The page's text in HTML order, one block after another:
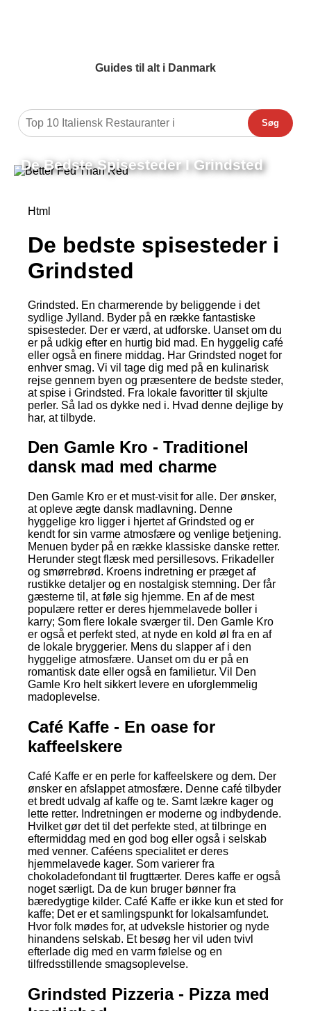
Guides til alt i Danmark
Søg
De Bedste Spisesteder I Grindsted
Html
De bedste spisesteder i
Grindsted
Grindsted. En charmerende by beliggende i det
sydlige Jylland. Byder på en række fantastiske
spisesteder. Der er værd, at udforske. Uanset om du
er på udkig efter en hurtig bid mad. En hyggelig café
eller også en finere middag. Har Grindsted noget for
enhver smag. Vi vil tage dig med på en kulinarisk
rejse gennem byen og præsentere de bedste steder,
at spise i Grindsted. Fra lokale favoritter til skjulte
perler. Så lad os dykke ned i. Hvad denne dejlige by
har, at tilbyde.
Den Gamle Kro - Traditionel
dansk mad med charme
Den Gamle Kro er et must-visit for alle. Der ønsker,
at opleve ægte dansk madlavning. Denne
hyggelige kro ligger i hjertet af Grindsted og er
kendt for sin varme atmosfære og venlige betjening.
Menuen byder på en række klassiske danske retter.
Herunder stegt flæsk med persillesovs. Frikadeller
og smørrebrød. Kroens indretning er præget af
rustikke detaljer og en nostalgisk stemning. Der får
gæsterne til, at føle sig hjemme. En af de mest
populære retter er deres hjemmelavede boller i
karry; Som flere lokale sværger til. Den Gamle Kro
er også et perfekt sted, at nyde en kold øl fra en af
de lokale bryggerier. Mens du slapper af i den
hyggelige atmosfære. Uanset om du er på en
romantisk date eller også en familietur. Vil Den
Gamle Kro helt sikkert levere en uforglemmelig
madoplevelse.
Café Kaffe - En oase for
kaffeelskere
Café Kaffe er en perle for kaffeelskere og dem. Der
ønsker en afslappet atmosfære. Denne café tilbyder
et bredt udvalg af kaffe og te. Samt lækre kager og
lette retter. Indretningen er moderne og indbydende.
Hvilket gør det til det perfekte sted, at tilbringe en
eftermiddag med en god bog eller også i selskab
med venner. Caféens specialitet er deres
hjemmelavede kager. Som varierer fra
chokoladefondant til frugttærter. Deres kaffe er også
noget særligt. Da de kun bruger bønner fra
bæredygtige kilder. Café Kaffe er ikke kun et sted for
kaffe; Det er et samlingspunkt for lokalsamfundet.
Hvor folk mødes for, at udveksle historier og nyde
hinandens selskab. Et besøg her vil uden tvivl
efterlade dig med en varm følelse og en
tilfredsstillende smagsoplevelse.
Grindsted Pizzeria - Pizza med